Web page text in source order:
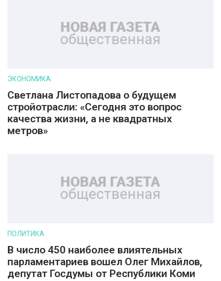
ЭКОНОМИКА
Светлана Листопадова о будущем
стройотрасли: «Сегодня это вопрос
качества жизни, а не квадратных
метров»
ПОЛИТИКА
В число 450 наиболее влиятельных
парламентариев вошел Олег Михайлов,
депутат Госдумы от Республики Коми